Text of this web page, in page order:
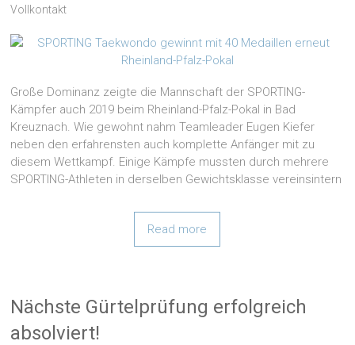
Vollkontakt
Große Dominanz zeigte die Mannschaft der SPORTING-
Kämpfer auch 2019 beim Rheinland-Pfalz-Pokal in Bad
Kreuznach. Wie gewohnt nahm Teamleader Eugen Kiefer
neben den erfahrensten auch komplette Anfänger mit zu
diesem Wettkampf. Einige Kämpfe mussten durch mehrere
SPORTING-Athleten in derselben Gewichtsklasse vereinsintern
Read more
Nächste Gürtelprüfung erfolgreich
absolviert!